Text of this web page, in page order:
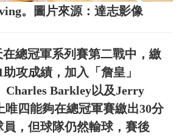
。圖片來源：達志影像
總冠軍系列賽第二戰中，繳
攻成績，加入「詹皇」
Charles Barkley以及Jerry
唯四能夠在總冠軍賽繳出30分
員，但球隊仍然輸球，賽後